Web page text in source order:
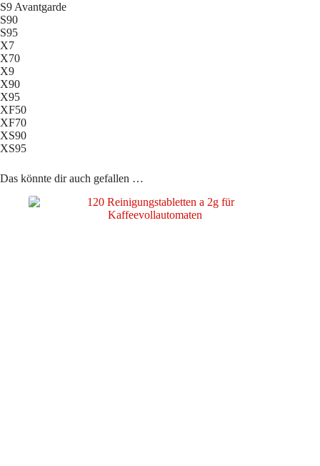
S9 Avantgarde
S90
S95
X7
X70
X9
X90
X95
XF50
XF70
XS90
XS95
Das könnte dir auch gefallen …